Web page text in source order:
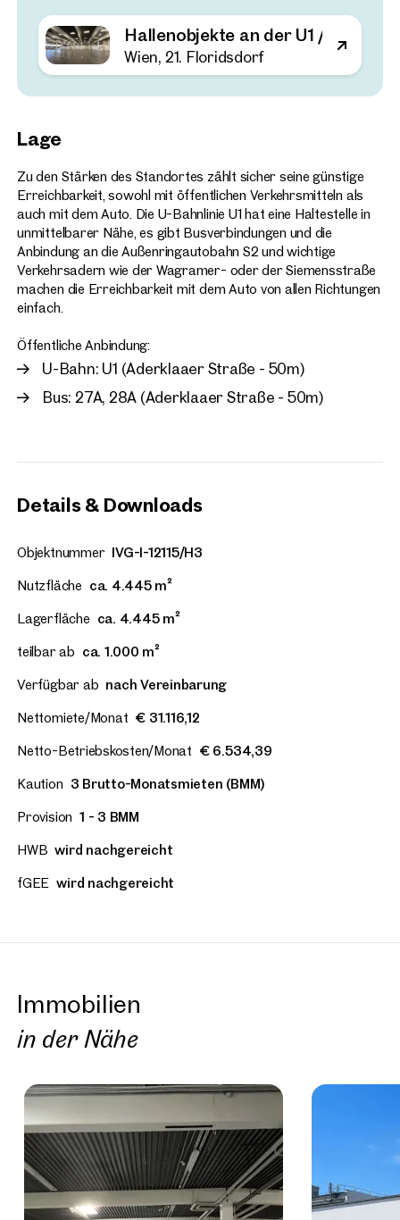
Hallenobjekte an der U1 / Wien-
Wien, 21. Floridsdorf
Lage
Zu den Stärken des Standortes zählt sicher seine günstige
Erreichbarkeit, sowohl mit öffentlichen Verkehrsmitteln als
auch mit dem Auto. Die U-Bahnlinie U1 hat eine Haltestelle in
unmittelbarer Nähe, es gibt Busverbindungen und die
Anbindung an die Außenringautobahn S2 und wichtige
Verkehrsadern wie der Wagramer- oder der Siemensstraße
machen die Erreichbarkeit mit dem Auto von allen Richtungen
einfach.
Öffentliche Anbindung:
U-Bahn: U1 (Aderklaaer Straße - 50m)
Bus: 27A, 28A (Aderklaaer Straße - 50m)
Details & Downloads
Objektnummer IVG-I-12115/H3
Nutzfläche ca. 4.445 m²
Lagerfläche ca. 4.445 m²
teilbar ab ca. 1.000 m²
Verfügbar ab nach Vereinbarung
Nettomiete/Monat € 31.116,12
Netto-Betriebskosten/Monat € 6.534,39
Kaution 3 Brutto-Monatsmieten (BMM)
Provision 1 - 3 BMM
HWB wird nachgereicht
fGEE wird nachgereicht
in der Nähe
Verfügbar nach Vereinbarung
€ 35.153,72 /Monat netto
Immobilien
in der Nähe